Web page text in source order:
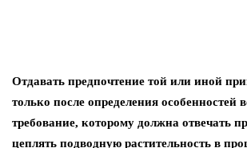
Отдавать предпочтение той или иной
только после определения особенностей
требование, которому должна отвечать
цеплять подводную растительность в